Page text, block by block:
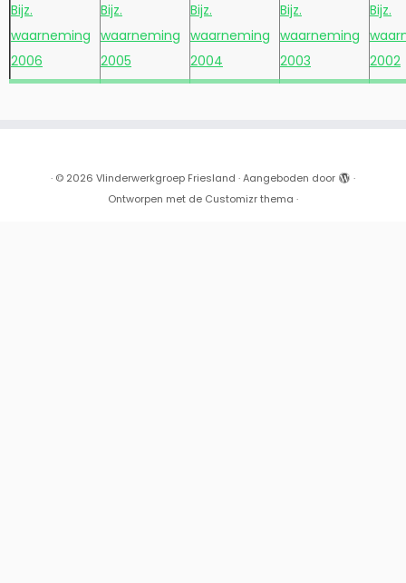
Bijz.
waarneming
2006
Bijz.
waarneming
2005
Bijz.
waarneming
2004
Bijz.
waarneming
2003
Bijz.
2002
· © 2026 Vlinderwerkgroep Friesland ·Aangeboden door
·
Ontworpen met de Customizr thema ·